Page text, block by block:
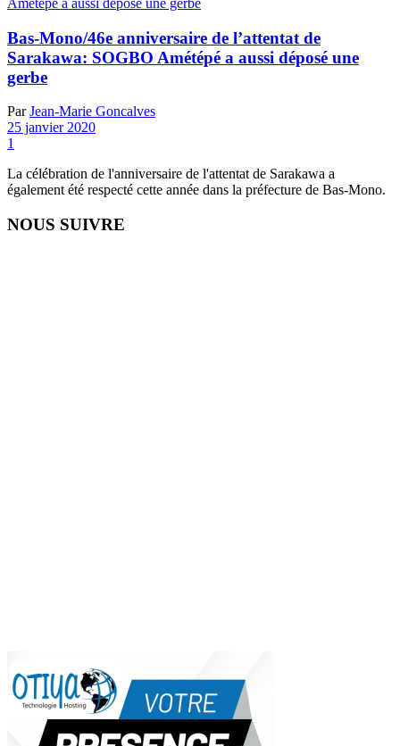
Bas-Mono/46e anniversaire de l’attentat de
Sarakawa: SOGBO Amétépé a aussi déposé une
gerbe
Par Jean-Marie Goncalves
25 janvier 2020
1
La célébration de l'anniversaire de l'attentat de Sarakawa a
également été respecté cette année dans la préfecture de Bas-Mono.
NOUS SUIVRE